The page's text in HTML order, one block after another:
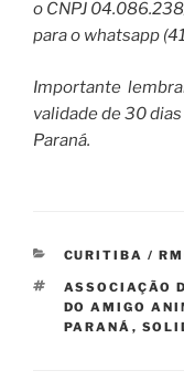
o CNPJ
para o whatsapp
Importante
validade de 30
Paraná.
CATEGORIAS
CURITIBA /
TAGS
ASSOCIAÇÃO
DO AMIGO
PARANÁ ,